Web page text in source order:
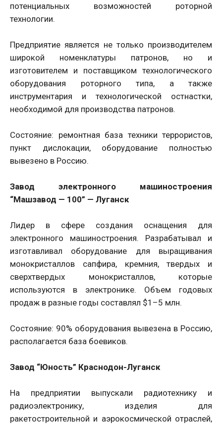
потенциальных возможностей роторной
технологии.
Предприятие является не только производителем
широкой номенклатуры патронов, но и
изготовителем и поставщиком технологического
оборудования роторного типа, а также
инструментария и технологической остнастки,
необходимой для производства патронов.
Состояние: ремонтная база техники террористов,
пункт дислокации, оборудование полностью
вывезено в Россию.
Завод электронного машиностроения
“Машзавод — 100” — Луганск
Лидер в сфере создания оснащения для
электронного машиностроения. Разрабатывал и
изготавливал оборудование для выращивания
монокристаллов сапфира, кремния, твердых и
сверхтвердых монокристаллов, которые
используются в электронике. Объем годовых
продаж в разные годы составлял $1–5 млн.
Состояние: 90% оборудования вывезена в Россию,
располагается база боевиков.
Завод “Юность” Краснодон-Луганск
На предприятии выпускали радиотехнику и
радиоэлектронику, изделия для
ракетостроительной и аэрокосмической отраслей,